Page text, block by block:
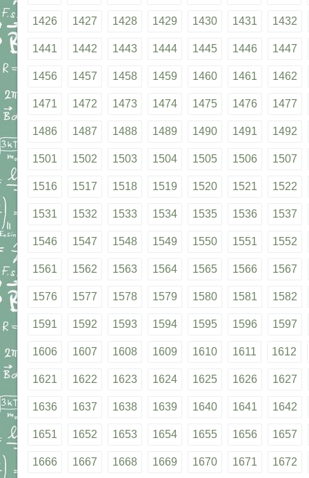
1426 1427 1428 1429 1430 1431 1432
1441 1442 1443 1444 1445 1446 1447
1456 1457 1458 1459 1460 1461 1462
1471 1472 1473 1474 1475 1476 1477
1486 1487 1488 1489 1490 1491 1492
1501 1502 1503 1504 1505 1506 1507
1516 1517 1518 1519 1520 1521 1522
1531 1532 1533 1534 1535 1536 1537
1546 1547 1548 1549 1550 1551 1552
1561 1562 1563 1564 1565 1566 1567
1576 1577 1578 1579 1580 1581 1582
1591 1592 1593 1594 1595 1596 1597
1606 1607 1608 1609 1610 1611 1612
1621 1622 1623 1624 1625 1626 1627
1636 1637 1638 1639 1640 1641 1642
1651 1652 1653 1654 1655 1656 1657
1666 1667 1668 1669 1670 1671 1672